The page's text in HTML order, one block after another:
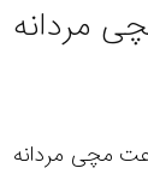
مردانه
مچی مردانه